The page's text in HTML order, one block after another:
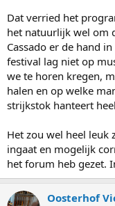
Het is nu nagenieten
Dordrecht dat ons zo
Dit smaakt naar een
Dat verried het
het natuurlijk wel om
Cassado er de hand
festival lag niet op
we te horen kregen,
halen en op welke
strijkstok hanteert
Het zou wel heel leuk
ingaat en mogelijk
het forum heb gezet.
Oosterhof